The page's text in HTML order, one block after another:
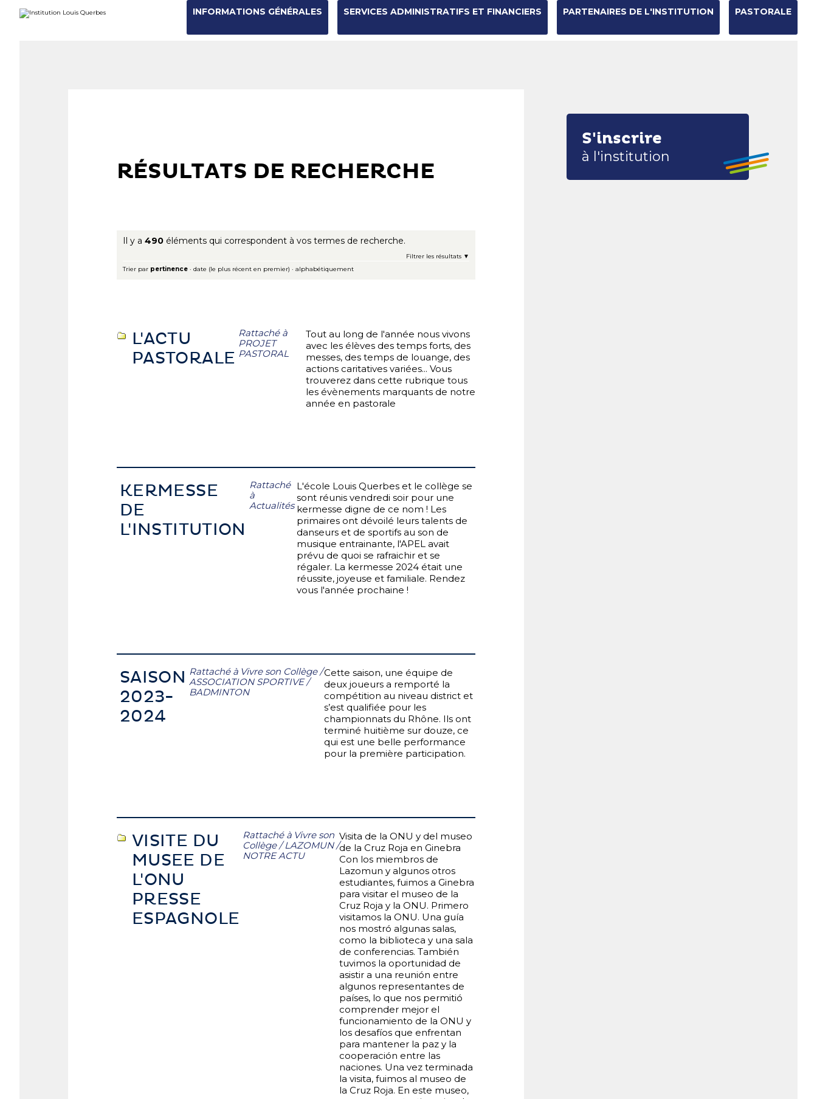
contenu.
personnels
INFORMATIONS GÉNÉRALES SERVICES ADMINISTRATIFS ET FINANCIERS PARTENAIRES DE L'INSTITUTION PASTORALE
Chercher par
Recherche
RÉSULTATS DE RECHERCHE
Il y a 490 éléments qui correspondent à vos termes de recherche.
Filtrer les résultats
Trier par pertinence · date (le plus récent en premier) · alphabétiquement
Tout au long de l'année nous vivons
avec les élèves des temps forts, des
messes, des temps de louange, des
actions caritatives variées... Vous
trouverez dans cette rubrique tous
les évènements marquants de notre
année en pastorale
Rattaché à
PROJET
PASTORAL
L'ACTU
PASTORALE
L'école Louis Querbes et le collège se
sont réunis vendredi soir pour une
kermesse digne de ce nom ! Les
primaires ont dévoilé leurs talents de
danseurs et de sportifs au son de
musique entrainante, l'APEL avait
prévu de quoi se rafraichir et se
régaler. La kermesse 2024 était une
réussite, joyeuse et familiale. Rendez
vous l'année prochaine !
Rattaché
à
Actualités
KERMESSE
DE
L'INSTITUTION
Cette saison, une équipe de
deux joueurs a remporté la
compétition au niveau district et
s’est qualifiée pour les
championnats du Rhône. Ils ont
terminé huitième sur douze, ce
qui est une belle performance
pour la première participation.
Rattaché à Vivre son Collège /
ASSOCIATION SPORTIVE /
BADMINTON
SAISON
2023-
2024
Visita de la ONU y del museo
de la Cruz Roja en Ginebra
Con los miembros de
Lazomun y algunos otros
estudiantes, fuimos a Ginebra
para visitar el museo de la
Cruz Roja y la ONU. Primero
visitamos la ONU. Una guía
nos mostró algunas salas,
como la biblioteca y una sala
de conferencias. También
tuvimos la oportunidad de
asistir a una reunión entre
algunos representantes de
países, lo que nos permitió
comprender mejor el
funcionamiento de la ONU y
los desafíos que enfrentan
para mantener la paz y la
cooperación entre las
naciones. Una vez terminada
la visita, fuimos al museo de
la Cruz Roja. En este museo,
Rattaché à Vivre son
Collège /LAZOMUN /
NOTRE ACTU
VISITE DU
MUSEE DE
L'ONU
PRESSE
ESPAGNOLE
S'inscrire
à l'institution